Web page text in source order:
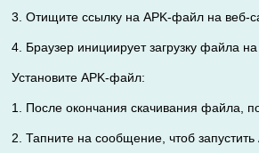
3. Отищите ссылку на APK-файл на веб-
4. Браузер инициирует загрузку файла на
Установите APK-файл:
1. После окончания скачивания файла,
2. Тапните на сообщение, чтоб